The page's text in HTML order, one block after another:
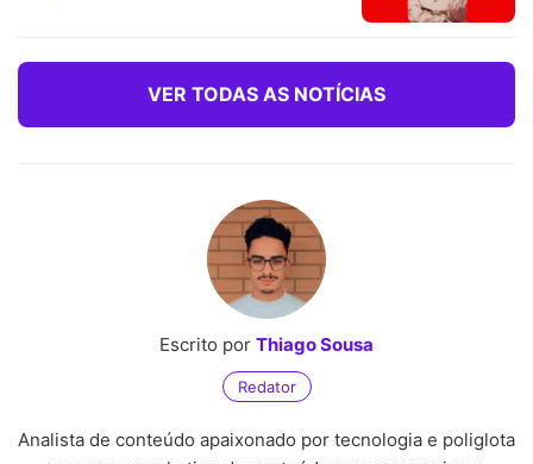
VER TODAS AS NOTÍCIAS
Escrito por Thiago Sousa
Redator
Analista de conteúdo apaixonado por tecnologia e poliglota